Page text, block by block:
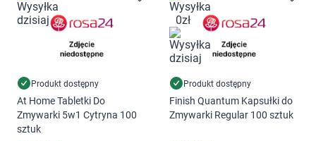
Produkt dostępny
At Home Tabletki Do
Zmywarki 5w1 Cytryna 100
sztuk
Produkt dostępny
Finish Quantum Kapsułki do
Zmywarki Regular 100 sztuk